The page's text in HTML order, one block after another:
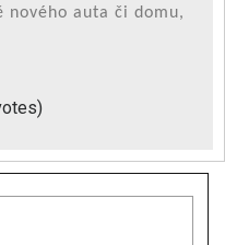
nového auta či domu,